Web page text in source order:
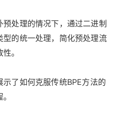
处理的情况下，通过二进制
型的统一处理，简化预处理流
。
了如何克服传统BPE方法的